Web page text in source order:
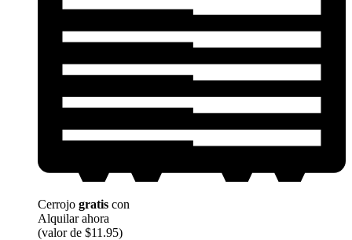
Cerrojo gratis con
Alquilar ahora
(valor de $11.95)